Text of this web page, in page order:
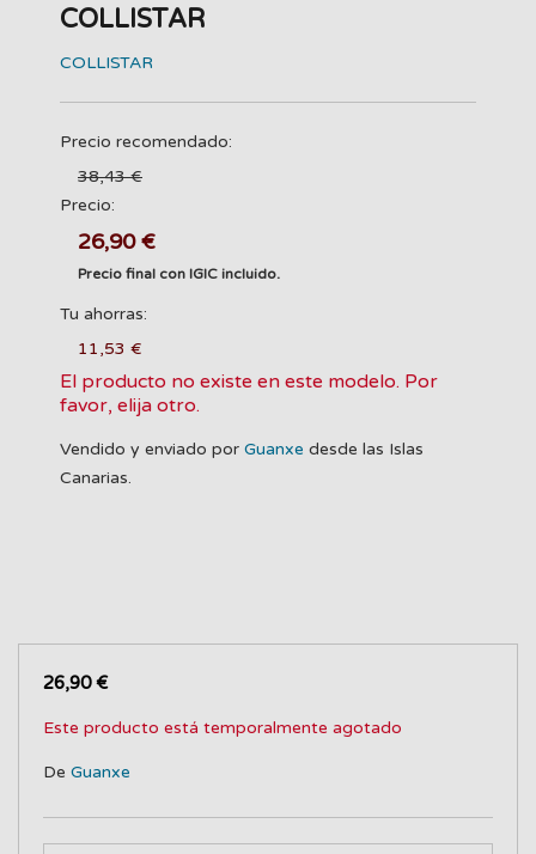
COLLISTAR
COLLISTAR
Precio recomendado:
38,43 €
Precio:
26,90 €
Precio final con IGIC incluido.
Tu ahorras:
11,53 €
El producto no existe en este modelo. Por
favor, elija otro.
Vendido y enviado por Guanxe desde las Islas
Canarias.
26,90 €
Este producto está temporalmente agotado
De Guanxe